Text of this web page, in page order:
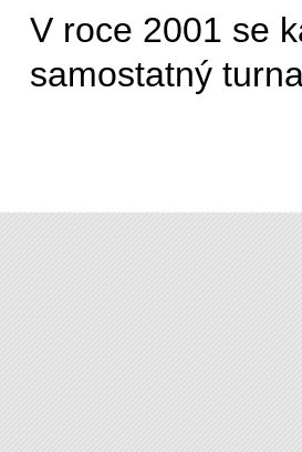
V roce 2001 se
samostatný